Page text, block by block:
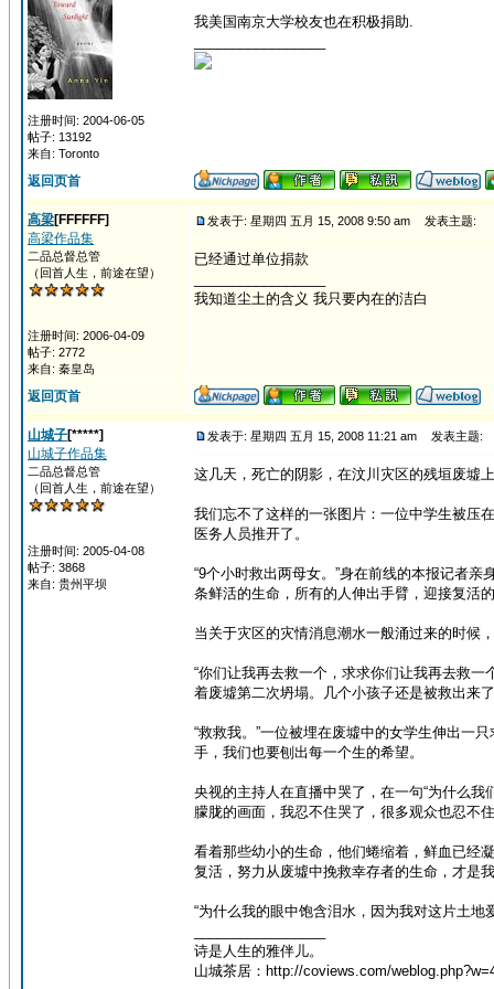
注册时间: 2004-06-05
帖子: 13192
来自: Toronto
我美国南京大学校友也在积极捐助.
返回页首
高梁[FFFFFF]
高梁作品集
二品总督总管
（回首人生，前途在望）
注册时间: 2006-04-09
帖子: 2772
来自: 秦皇岛
发表于: 星期四 五月 15, 2008 9:50 am 发表主题:
已经通过单位捐款
我知道尘土的含义 我只要内在的洁白
返回页首
山城子[*****]
山城子作品集
二品总督总管
（回首人生，前途在望）
注册时间: 2005-04-08
帖子: 3868
来自: 贵州平坝
发表于: 星期四 五月 15, 2008 11:21 am 发表主题:
这几天，死亡的阴影，在汶川灾区的残垣废墟
我们忘不了这样的一张图片：一位中学生被压
医务人员推开了。
“9个小时救出两母女。”身在前线的本报记者
条鲜活的生命，所有的人伸出手臂，迎接复活
当关于灾区的灾情消息潮水一般涌过来的时候
“你们让我再去救一个，求求你们让我再去救
着废墟第二次坍塌。几个小孩子还是被救出来
“救救我。”一位被埋在废墟中的女学生伸出一
手，我们也要刨出每一个生的希望。
央视的主持人在直播中哭了，在一句“为什么
朦胧的画面，我忍不住哭了，很多观众也忍
看着那些幼小的生命，他们蜷缩着，鲜血已经
复活，努力从废墟中挽救幸存者的生命，才是
“为什么我的眼中饱含泪水，因为我对这片土
诗是人生的雅伴儿。
山城茶居：http://coviews.com/